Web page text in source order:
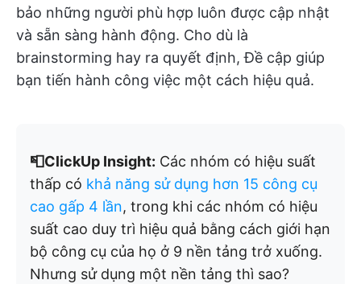
bảo những người phù hợp luôn được cập nhật
và sẵn sàng hành động. Cho dù là
brainstorming hay ra quyết định, Đề cập giúp
bạn tiến hành công việc một cách hiệu quả.
📮ClickUp Insight: Các nhóm có hiệu suất
thấp có khả năng sử dụng hơn 15 công cụ
cao gấp 4 lần, trong khi các nhóm có hiệu
suất cao duy trì hiệu quả bằng cách giới hạn
bộ công cụ của họ ở 9 nền tảng trở xuống.
Nhưng sử dụng một nền tảng thì sao?